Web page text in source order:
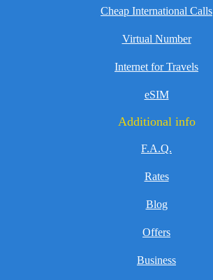
Cheap International Calls
Virtual Number
Internet for Travels
eSIM
Additional info
F.A.Q.
Rates
Blog
Offers
Business